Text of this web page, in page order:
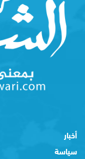
أخبار
سياسة